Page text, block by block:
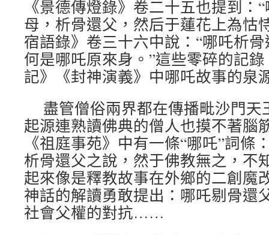
《景德傳燈錄》卷二十五也提到：
母，析骨還父，然后于蓮花上為怙
宿語錄》卷三十六中說：“哪吒析
何是哪吒原來身。”這些零碎的記
記》《封神演義》中哪吒故事的泉
盡管僧俗兩界都在傳播毗沙門
起源連熟讀佛典的僧人也摸不著腦
《祖庭事苑》中有一條“哪吒”詞條
析骨還父之說，然于佛教無之，不
起來像是釋教故事在外鄉的二創魔
神話的解讀勇敢提出：哪吒剔骨還
社會父權的對抗……